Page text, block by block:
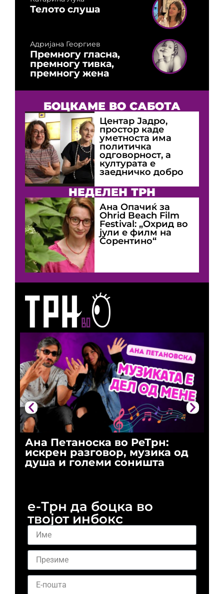
Ана Петаноска во РеТрн:
искрен разговор, музика од
душа и големи соништа
Телото слуша
Адријана Георгиев
Премногу гласна,
премногу тивка,
премногу жена
БОЦКАМЕ ВО САБОТА
Центар Јадро,
простор каде
уметноста има
политичка
одговорност, а
културата е
заедничко добро
НЕДЕЛЕН ТРН
Ана Опачиќ за
Оhrid Beach Film
Festival: „Охрид во
јули е филм на
Сорентино“
е-Трн да боцка во
твојот инбокс